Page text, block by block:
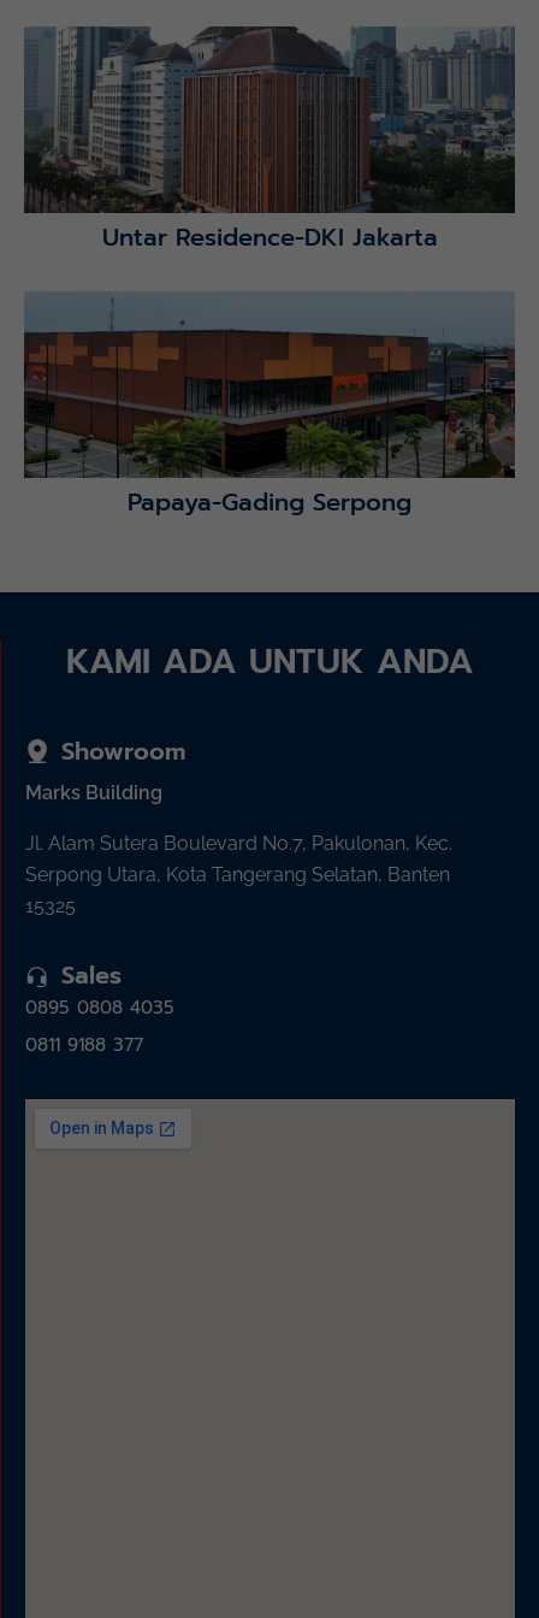
Lihat Detail Proyek
Untar Residence-DKI Jakarta
Lihat Detail Proyek
Papaya-Gading Serpong
KAMI ADA UNTUK ANDA
Showroom
Marks Building
Jl. Alam Sutera Boulevard No.7, Pakulonan, Kec.
Serpong Utara, Kota Tangerang Selatan, Banten
15325
Sales
0895 0808 4035
0811 9188 377